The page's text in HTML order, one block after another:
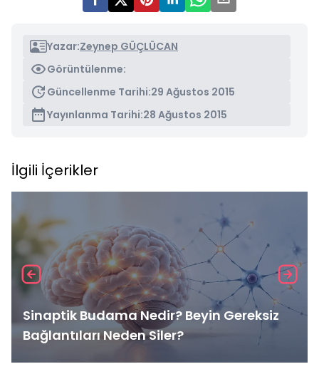
Yazar:Zeynep GÜÇLÜCAN
Görüntülenme:
Güncellenme Tarihi:29 Ağustos 2015
Yayınlanma Tarihi:28 Ağustos 2015
İlgili İçerikler
Sinaptik Budama Nedir? Beyin Gereksiz
Bağlantıları Neden Siler?